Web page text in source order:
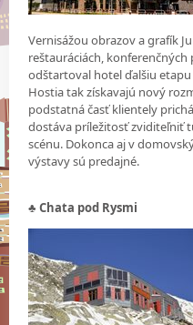
Vernisážou obrazov a grafík
reštauráciách,
odštartoval hotel ďalšiu
Hostia tak získavajú nový
podstatná časť klientely
dostáva príležitosť zviditeľniť
scénu. Dokonca aj v
výstavy sú predajné.
♣ Chata pod Rysmi